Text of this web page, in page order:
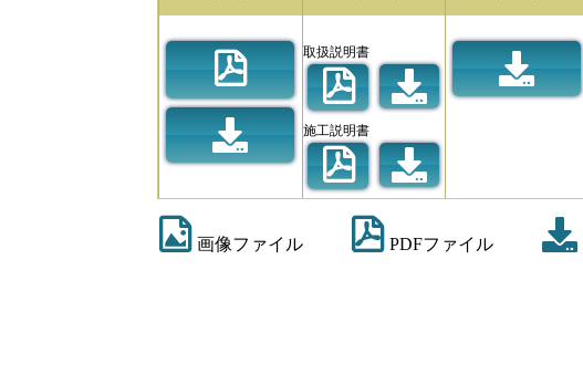
取扱説明書
施工説明書
画像ファイル PDFファイル